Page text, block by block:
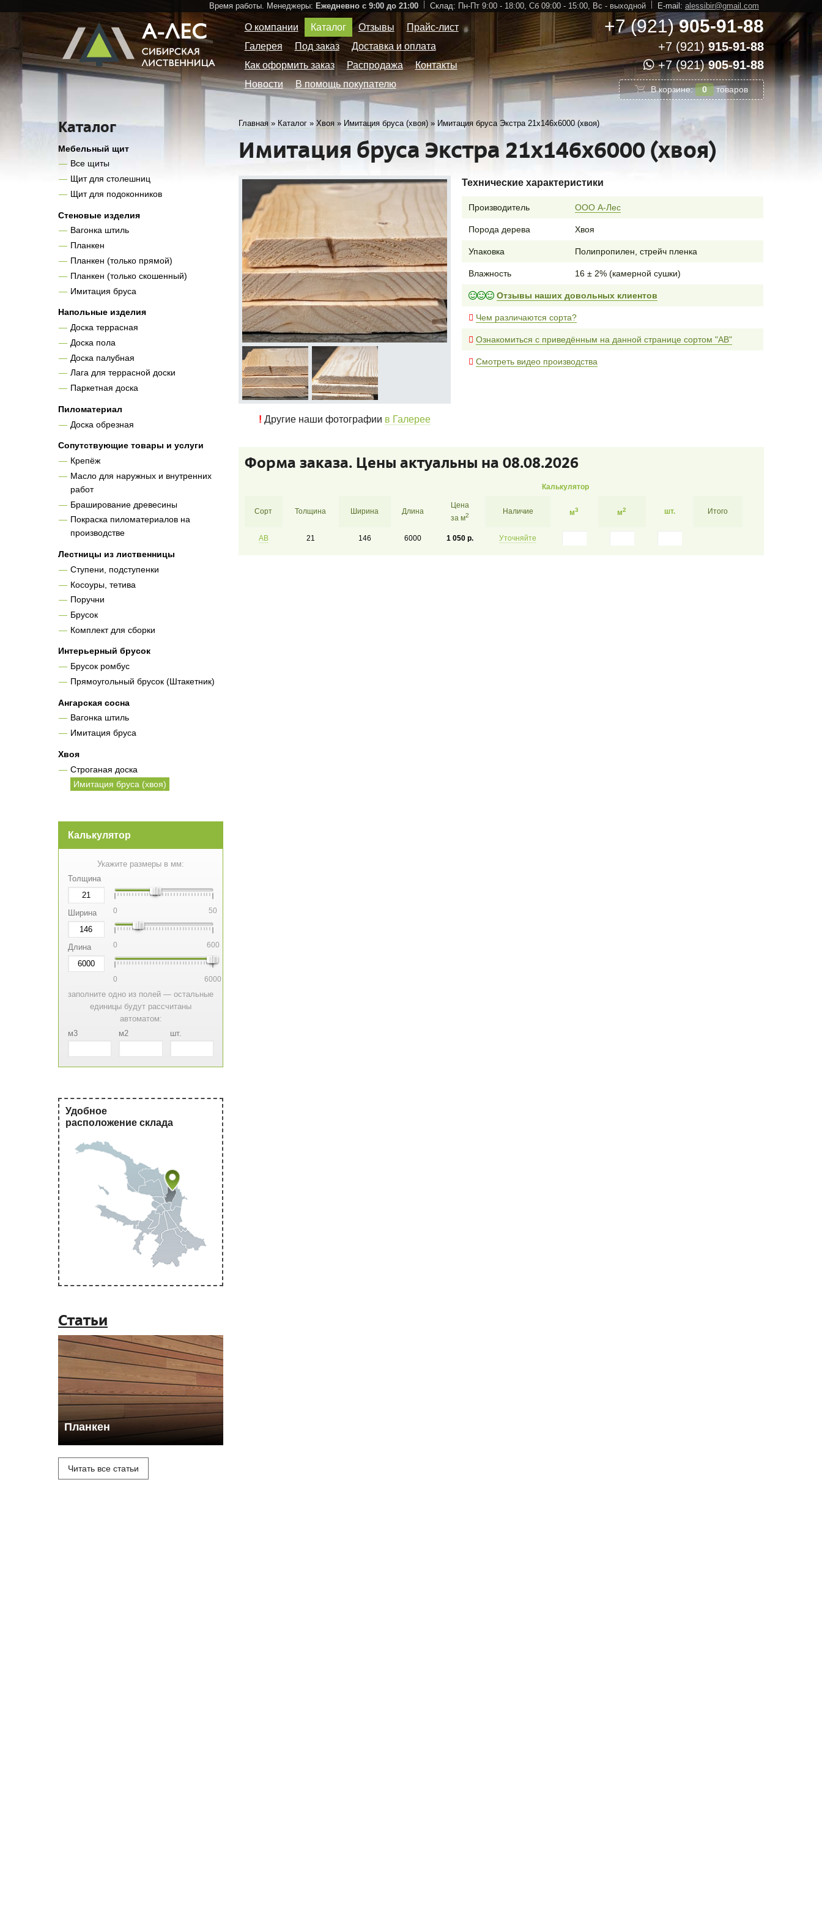
Время работы. Менеджеры: Ежедневно с 9:00 до 21:00 Склад: Пн-Пт 9:00 - 18:00, Сб 09:00 - 15:00, Вс - выходной E-mail: alessibir@gmail.com
О компании Каталог Отзывы
Прайс-лист
Галерея
Под заказ
Доставка и оплата
Как оформить заказ
Распродажа
Контакты
Новости
В помощь покупателю
+7 (921)905-91-88
+7 (921)915-91-88
+7 (921)905-91-88
В корзине: 0 товаров
Каталог
Мебельный щит
Все щиты
Щит для столешниц
Щит для подоконников
Стеновые изделия
Вагонка штиль
Планкен
Планкен (только прямой)
Планкен (только скошенный)
Имитация бруса
Напольные изделия
Доска террасная
Доска пола
Доска палубная
Лага для террасной доски
Паркетная доска
Пиломатериал
Доска обрезная
Сопутствующие товары и услуги
Крепёж
Масло для наружных и внутренних
работ
Браширование древесины
Покраска пиломатериалов на
производстве
Лестницы из лиственницы
Ступени, подступенки
Косоуры, тетива
Поручни
Брусок
Комплект для сборки
Интерьерный брусок
Брусок ромбус
Прямоугольный брусок (Штакетник)
Ангарская сосна
Вагонка штиль
Имитация бруса
Хвоя
Строганая доска
Имитация бруса (хвоя)
Калькулятор
Укажите размеры в мм:
Толщина
0 50
Ширина
0 600
Длина
0 6000
заполните одно из полей — остальные
единицы будут рассчитаны
автоматом:
м3
м2 шт.
Удобное
расположение склада
Статьи
Планкен
Читать все статьи
Главная » Каталог » Хвоя » Имитация бруса (хвоя) » Имитация бруса Экстра 21х146х6000 (хвоя)
Имитация бруса Экстра 21х146х6000 (хвоя)
! Другие наши фотографии в Галерее
Технические характеристики
Производитель ООО А-Лес
Порода дерева Хвоя
Упаковка Полипропилен, стрейч пленка
Влажность 16 ± 2% (камерной сушки)
Отзывы наших довольных клиентов
Чем различаются сорта?
Ознакомиться с приведённым на данной странице сортом "AB"
Смотреть видео производства
Форма заказа. Цены актуальны на 08.08.2026
Калькулятор
Сорт Толщина Ширина Длина
Цена
за м2 Наличие м3 м2 шт. Итого
AB 21 146 6000 1 050 р. Уточняйте